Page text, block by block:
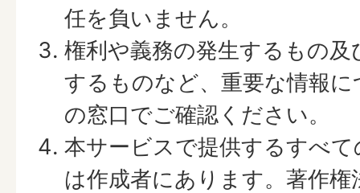
任を負いません。
権利や義務の発生するもの
するものなど、重要な情報
の窓口でご確認ください。
本サービスで提供するすべ
は作成者にあります。著作